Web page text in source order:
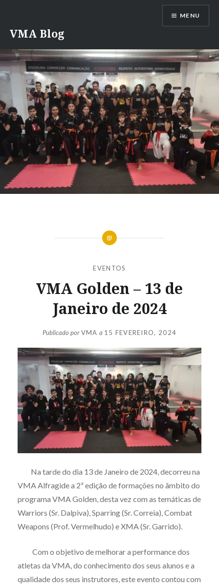
conteúdo
VMA Blog
MENU
EVENTOS
VMA Golden – 13 de
Janeiro de 2024
Publicado porVMA a 15 FEVEREIRO, 2024
Na tarde do dia 13 de Janeiro de 2024, decorreu na
VMA Alfragide a 2ª edição de formações no âmbito do
programa VMA Golden, desta vez com as temáticas de
Warriors (Sr. Dalpiva), Sparring (Sr. Correia), Combat
Weapons (Prof. Vermelhudo) e XMA (Sr. Garrido).
Com o objetivo de melhorar a performance dos
atletas da VMA, do conhecimento dos seus alunos e a
qualidade dos seus instrutores, este evento contou com